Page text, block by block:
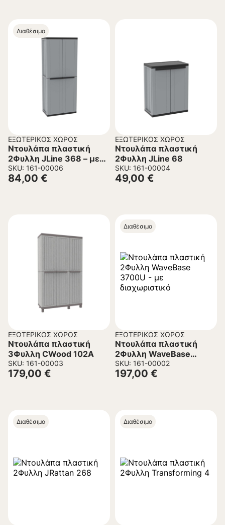
Διαθέσιμο
ΕΞΩΤΕΡΙΚΌΣ ΧΏΡΟΣ
Ντουλάπα πλαστική
2Φυλλη JLine 368 – με
διαχωριστικό
SKU: 161-00006
84,00 €
ΕΞΩΤΕΡΙΚΌΣ ΧΏΡΟΣ
Ντουλάπα πλαστική
2Φυλλη JLine 68
SKU: 161-00004
49,00 €
ΕΞΩΤΕΡΙΚΌΣ ΧΏΡΟΣ
Ντουλάπα πλαστική
3Φυλλη CWood 102Α
SKU: 161-00003
179,00 €
Διαθέσιμο
ΕΞΩΤΕΡΙΚΌΣ ΧΏΡΟΣ
Ντουλάπα πλαστική
2Φυλλη WaveBase
3700U – με
διαχωριστικό
SKU: 161-00002
197,00 €
Διαθέσιμο Διαθέσιμο